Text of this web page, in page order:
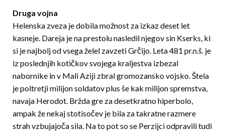
Druga vojna
Helenska zveza je dobila možnost za izkaz deset let
kasneje. Dareja je na prestolu nasledil njegov sin Kserks, ki
si je najbolj od vsega želel zavzeti Grčijo. Leta 481 pr.n.š. je
iz poslednjih kotičkov svojega kraljestva izbezal
nabornike in v Mali Aziji zbral gromozansko vojsko. Štela
je poltretji milijon soldatov plus še kak milijon spremstva,
navaja Herodot. Bržda gre za desetkratno hiperbolo,
ampak že nekaj stotisočev je bila za takratne razmere
strah vzbujajoča sila. Na to pot so se Perzijci odpravili tudi